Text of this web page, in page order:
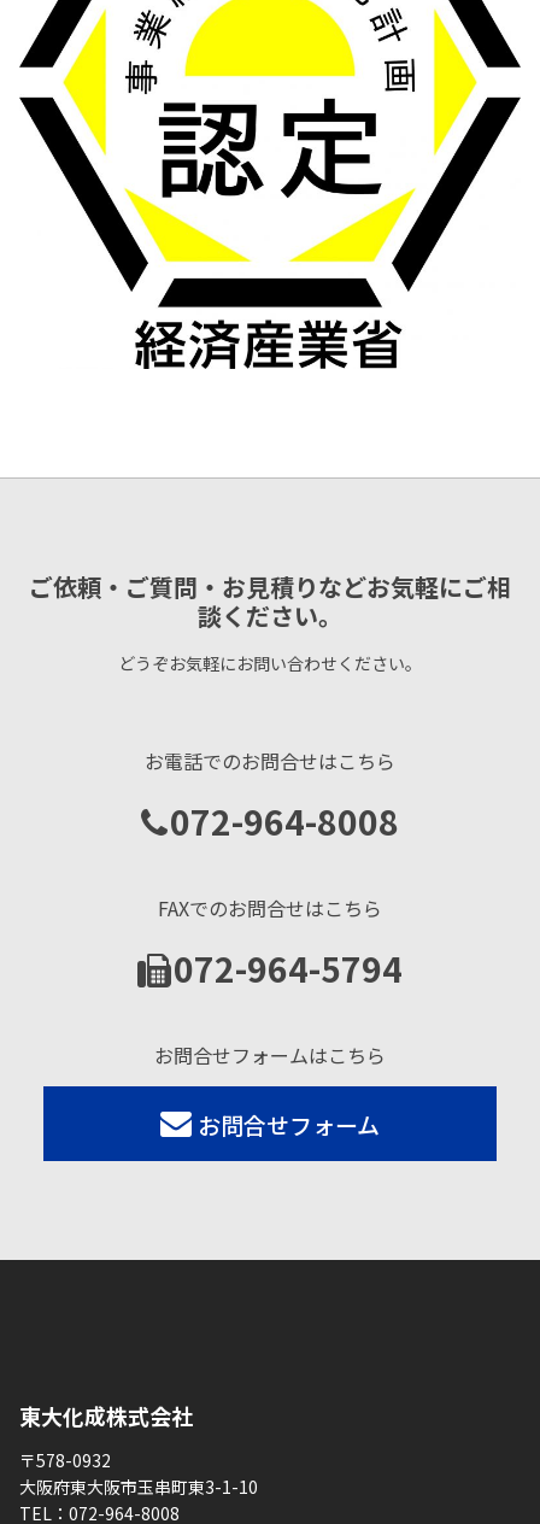
ご依頼・ご質問・お見積りなどお気軽にご相
談ください。
どうぞお気軽にお問い合わせください。
お電話でのお問合せはこちら
072-964-8008
FAXでのお問合せはこちら
072-964-5794
お問合せフォームはこちら
お問合せフォーム
東大化成株式会社
〒578-0932
大阪府東大阪市玉串町東3-1-10
TEL： 072-964-8008